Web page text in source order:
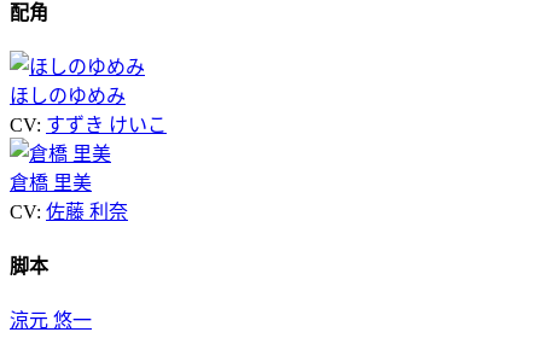
配角
ほしのゆめみ
CV: すずき けいこ
倉橋 里美
CV: 佐藤 利奈
脚本
涼元 悠一